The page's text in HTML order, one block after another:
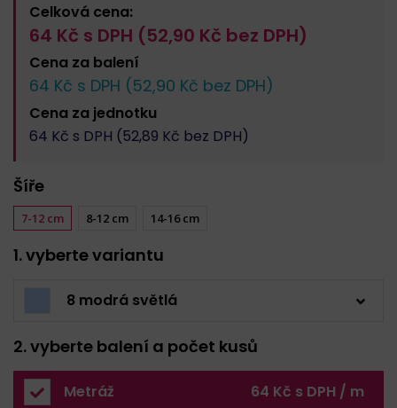
Celková cena:
64 Kč s DPH (52,90 Kč bez DPH)
Cena za balení
64 Kč s DPH (52,90 Kč bez DPH)
Cena za jednotku
64 Kč s DPH (52,89 Kč bez DPH)
Šíře
7-12 cm 8-12 cm 14-16 cm
1. vyberte variantu
8 modrá světlá
2. vyberte balení a počet kusů
Metráž 64 Kč s DPH / m